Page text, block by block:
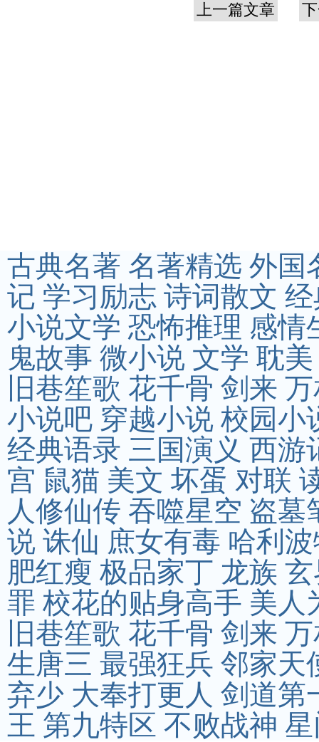
上一篇文章
古典名著 名著精选 外国
记 学习励志 诗词散文
小说文学 恐怖推理 感情
鬼故事 微小说 文学 耽美
旧巷笙歌 花千骨 剑来
小说吧 穿越小说 校园小
经典语录 三国演义 西游
宫 鼠猫 美文 坏蛋 对联
人修仙传 吞噬星空 盗墓
说 诛仙 庶女有毒 哈利
肥红瘦 极品家丁 龙族
罪 校花的贴身高手 美人
旧巷笙歌 花千骨 剑来
生唐三 最强狂兵 邻家天
弃少 大奉打更人 剑道第
王 第九特区 不败战神